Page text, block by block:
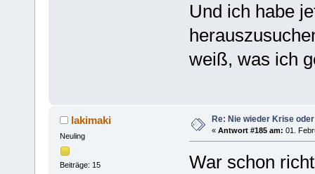
Und ich habe
weiß, was ich
lakimaki
Neuling
Beiträge: 15
Re: Nie wieder Krise
« Antwort #185 am: 01.
War schon